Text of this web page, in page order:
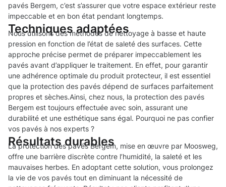
pavés Bergem, c’est s’assurer que votre espace extérieur reste
impeccable et en bon état pendant longtemps.
Techniques adaptées
Nous utilisons des méthodes de nettoyage à basse et haute
pression en fonction de l’état de saleté des surfaces. Cette
approche précise permet de préparer impeccablement les
pavés avant d’appliquer le traitement. En effet, pour garantir
une adhérence optimale du produit protecteur, il est essentiel
que la protection des pavés dépend de surfaces parfaitement
propres et sèches.Ainsi, chez nous, la protection des pavés
Bergem est toujours effectuée avec soin, assurant une
durabilité et une esthétique sans égal. Pourquoi ne pas confier
vos pavés à nos experts ?
Résultats durables
La protection des pavés Bergem, mise en œuvre par Moosweg,
offre une barrière discrète contre l’humidité, la saleté et les
mauvaises herbes. En adoptant cette solution, vous prolongez
la vie de vos pavés tout en diminuant la nécessité de